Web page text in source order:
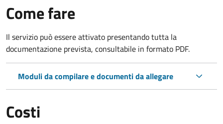
Come fare
Il servizio può essere attivato presentando tutta la
documentazione prevista, consultabile in formato PDF.
Moduli da compilare e documenti da allegare
Costi